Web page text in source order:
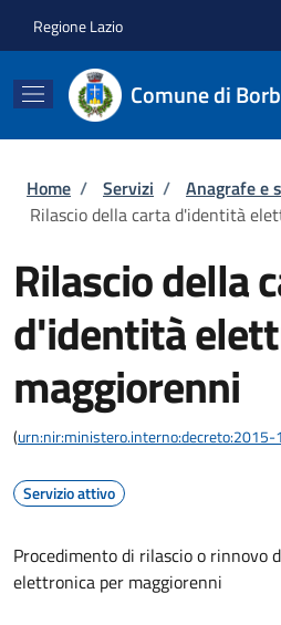
Regione Lazio
Comune di
Briciole di pane
Home / Servizi / Anagrafe e
Rilascio della carta d'identità
Rilascio della
d'identità
maggiorenni
(
Servizio attivo
Procedimento di rilascio o rinnovo
elettronica per maggiorenni